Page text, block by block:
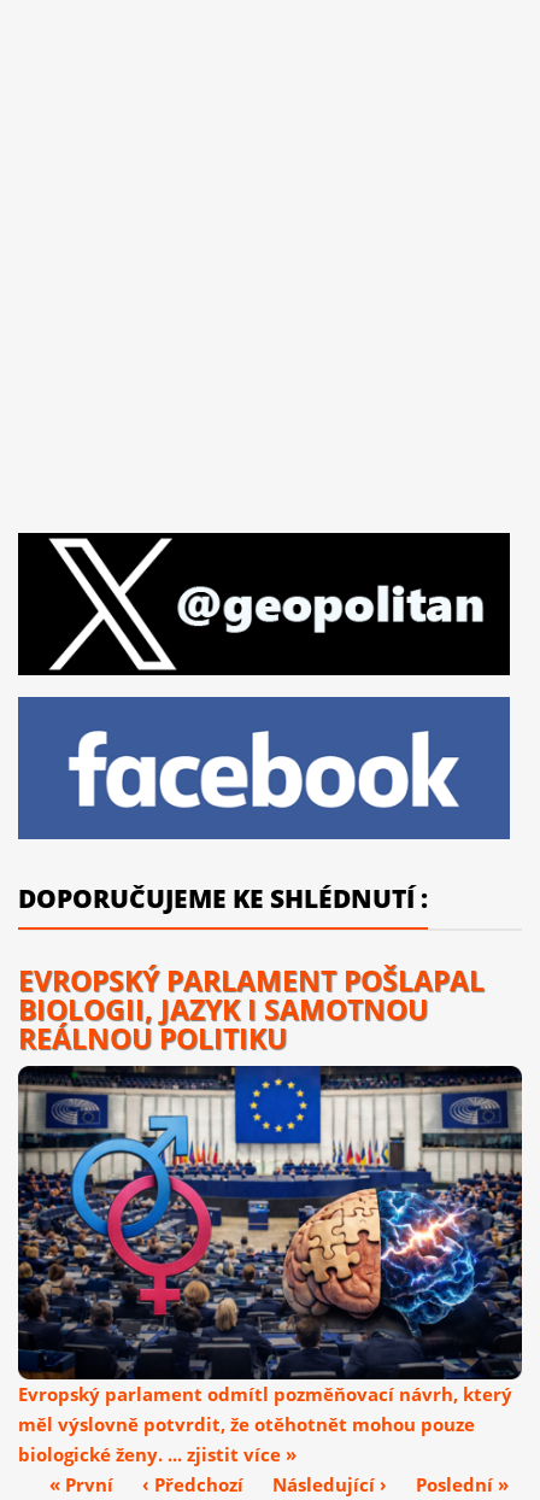
DOPORUČUJEME KE SHLÉDNUTÍ :
EVROPSKÝ PARLAMENT POŠLAPAL
BIOLOGII, JAZYK I SAMOTNOU
REÁLNOU POLITIKU
Evropský parlament odmítl pozměňovací návrh, který
měl výslovně potvrdit, že otěhotnět mohou pouze
biologické ženy. ... zjistit více »
« První
‹ Předchozí Následující › Poslední »